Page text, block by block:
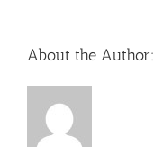
About the Author: